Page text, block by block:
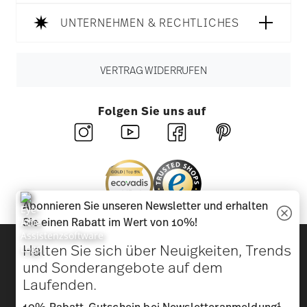
UNTERNEHMEN & RECHTLICHES
VERTRAG WIDERRUFEN
Folgen Sie uns auf
Entdecken Sie unsere Marken
Design & Funktionalität für Ihr Zuhause
Homepage AGB
Abonnieren Sie unseren Newsletter und erhalten
Sie einen Rabatt im Wert von 10%!
Halten Sie sich über Neuigkeiten, Trends
und Sonderangebote auf dem
Laufenden.
1